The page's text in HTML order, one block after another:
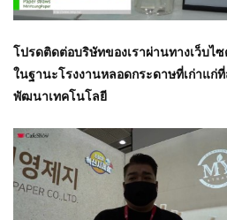
โปรดติดต่อบริษัทของเราผ่านทางเว็บไ
ในฐานะโรงงานหลอดกระดาษที่เก่าแก่
พัฒนาเทคโนโลยี